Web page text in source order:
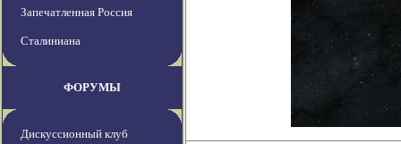
Запечатленная Россия
Сталиниана
ФОРУМЫ
Дискуссионный клуб